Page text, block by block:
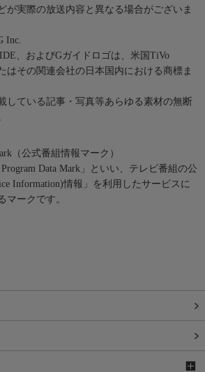
が実際の放送内容と異なる場合がございま
Inc.
、およびGガイドロゴは、米国TiVo
はその関連会社の日本国内における商標ま
している記事・写真等あらゆる素材の無断
（公式番組情報マーク）
Data Mark」といい、テレビ番組の公
Information)情報」を利用したサービスに
マークです。